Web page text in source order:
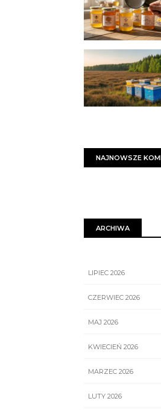
NAJNOWSZE
ARCHIWA
LIPIEC 2026
CZERWIEC 2026
MAJ 2026
KWIECIEŃ 2026
MARZEC 2026
LUTY 2026